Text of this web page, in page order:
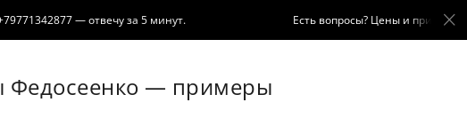
Федосеенко — примеры
— отвечу за 5 минут. Есть вопросы? Цены и примеры